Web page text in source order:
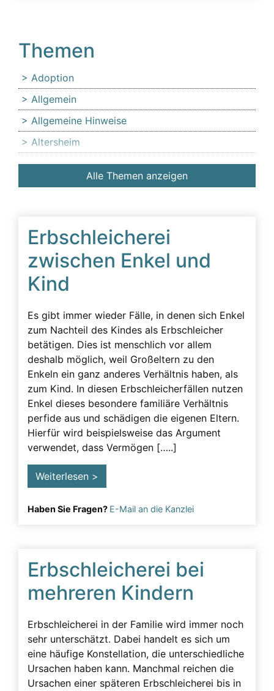
Erbschleicherei
zwischen Enkel und
Kind
Es gibt immer wieder Fälle, in denen sich Enkel
zum Nachteil des Kindes als Erbschleicher
betätigen. Dies ist menschlich vor allem
deshalb möglich, weil Großeltern zu den
Enkeln ein ganz anderes Verhältnis haben, als
zum Kind. In diesen Erbschleicherfällen nutzen
Enkel dieses besondere familiäre Verhältnis
perfide aus und schädigen die eigenen Eltern.
Hierfür wird beispielsweise das Argument
verwendet, dass Vermögen […..]
Weiterlesen >
Haben Sie Fragen? E-Mail an die Kanzlei
Erbschleicherei bei
mehreren Kindern
Erbschleicherei in der Familie wird immer noch
sehr unterschätzt. Dabei handelt es sich um
eine häufige Konstellation, die unterschiedliche
Ursachen haben kann. Manchmal reichen die
Ursachen einer späteren Erbschleicherei bis in
Themen
Adoption
Allgemein
Allgemeine Hinweise
Altersheim
Anfechtung
Angehörige
Äußerer Tatbestand: Diffamierung von
Familienmitgliedern
Beeinflussung
Beeinflussung – unzulässig
Beeinflussung unzulässig
Besuchsverbot
Betreuung
Demenz
Detektiv
Erblasser
Erbscheicherei aus dem sozialen Bereich des
Erblassers
Erbschleicher Alarmsignale
Erbschleichervideos
Erbunwürdigkeit
Ersatzansprüche
Familie
Familiengeschichte wurde zerstört
Fassadenverhalten
Alle Themen anzeigen